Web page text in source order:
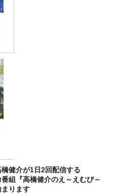
健介が1日2回配信する
組『高橋健介のえ～えむぴ～
まります